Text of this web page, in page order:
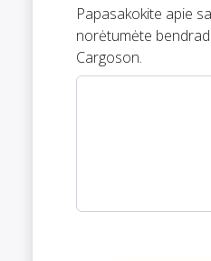
Papasakokite apie
norėtumėte
Cargoson.